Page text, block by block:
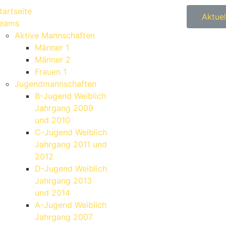
Aktive Mannschaften
Männer 1
Männer 2
Frauen 1
Jugendmannschaften
B-Jugend Weiblich
Jahrgang 2009
und 2010
C-Jugend Weiblich
Jahrgang 2011 und
2012
D-Jugend Weiblich
Jahrgang 2013
und 2014
A-Jugend Weiblich
Jahrgang 2007